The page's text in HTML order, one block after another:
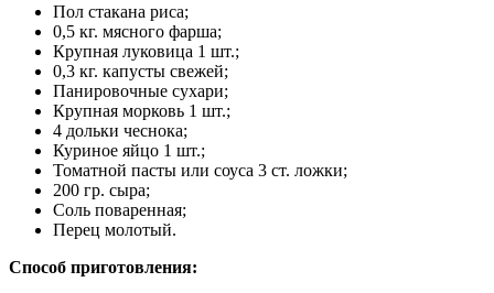
Пол стакана риса;
0,5 кг. мясного фарша;
Крупная луковица 1 шт.;
0,3 кг. капусты свежей;
Панировочные сухари;
Крупная морковь 1 шт.;
4 дольки чеснока;
Куриное яйцо 1 шт.;
Томатной пасты или соуса 3 ст. ложки;
200 гр. сыра;
Соль поваренная;
Перец молотый.
Способ приготовления: